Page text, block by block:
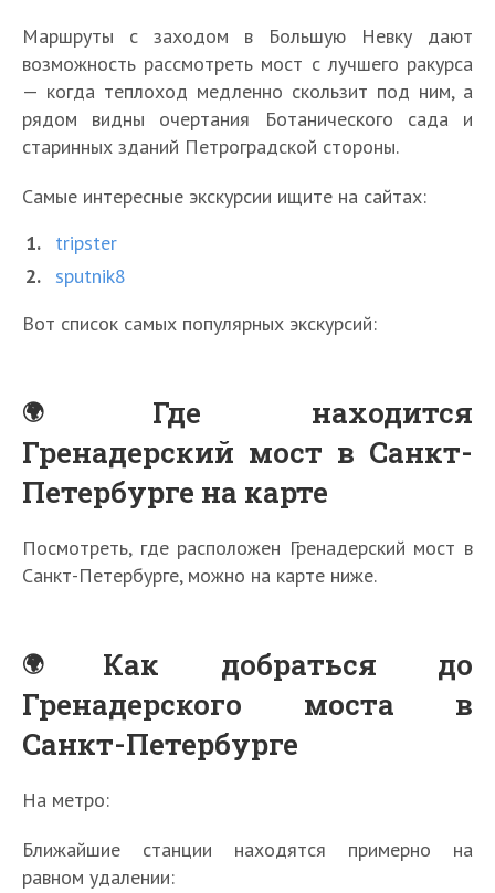
Маршруты с заходом в Большую Невку дают
возможность рассмотреть мост с лучшего ракурса
— когда теплоход медленно скользит под ним, а
рядом видны очертания Ботанического сада и
старинных зданий Петроградской стороны.
Самые интересные экскурсии ищите на сайтах:
tripster
sputnik8
Вот список самых популярных экскурсий:
Где находится
Гренадерский мост в Санкт-
Петербурге на карте
Посмотреть, где расположен Гренадерский мост в
Санкт-Петербурге, можно на карте ниже.
Как добраться до
Гренадерского моста в
Санкт-Петербурге
На метро:
Ближайшие станции находятся примерно на
равном удалении: